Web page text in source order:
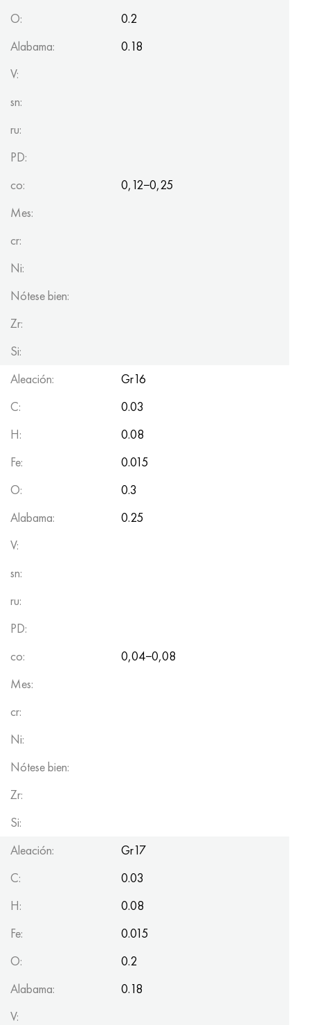
O:
0.2
Alabama:
0.18
V:
sn:
ru:
PD:
co:
0,12−0,25
Mes:
cr:
Ni:
Nótese bien:
Zr:
Si:
Aleación:
Gr16
C:
0.03
H:
0.08
Fe:
0.015
O:
0.3
Alabama:
0.25
V:
sn:
ru:
PD:
co:
0,04−0,08
Mes:
cr:
Ni:
Nótese bien:
Zr:
Si:
Aleación:
Gr17
C:
0.03
H:
0.08
Fe:
0.015
O:
0.2
Alabama:
0.18
V: